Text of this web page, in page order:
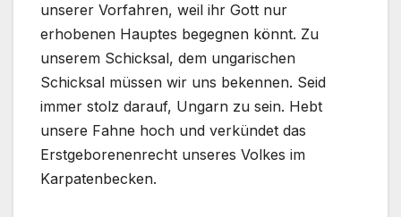
unserer Vorfahren, weil ihr Gott nur
erhobenen Hauptes begegnen könnt. Zu
unserem Schicksal, dem ungarischen
Schicksal müssen wir uns bekennen. Seid
immer stolz darauf, Ungarn zu sein. Hebt
unsere Fahne hoch und verkündet das
Erstgeborenenrecht unseres Volkes im
Karpatenbecken.